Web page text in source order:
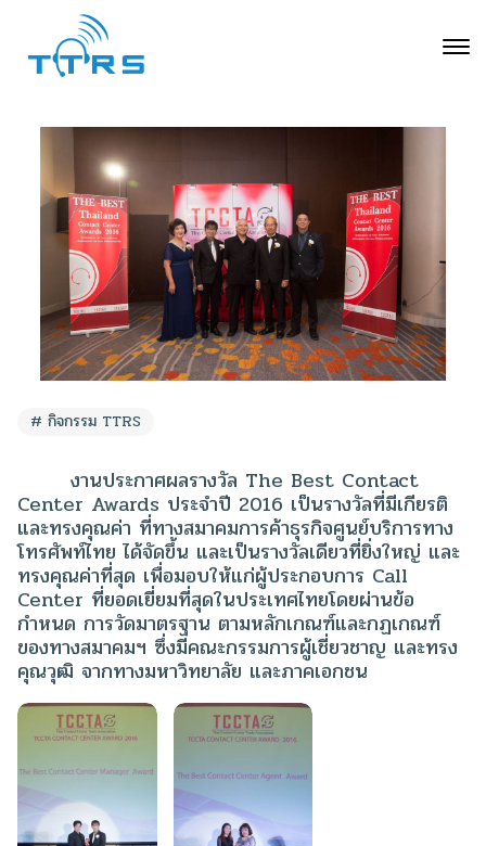
กิจกรรม TTRS
งานประกาศผลรางวัล The Best Contact
Center Awards ประจำปี 2016 เป็นรางวัลที่มีเกียรติ
และทรงคุณค่า ที่ทางสมาคมการค้าธุรกิจศูนย์บริการทาง
โทรศัพท์ไทย ได้จัดขึ้น และเป็นรางวัลเดียวที่ยิ่งใหญ่ และ
ทรงคุณค่าที่สุด เพื่อมอบให้แก่ผู้ประกอบการ Call
Center ที่ยอดเยี่ยมที่สุดในประเทศไทยโดยผ่านข้อ
กำหนด การวัดมาตรฐาน ตามหลักเกณฑ์และกฏเกณฑ์
ของทางสมาคมฯ ซึ่งมีคณะกรรมการผู้เชี่ยวชาญ และทรง
คุณวุฒิ จากทางมหาวิทยาลัย และภาคเอกชน